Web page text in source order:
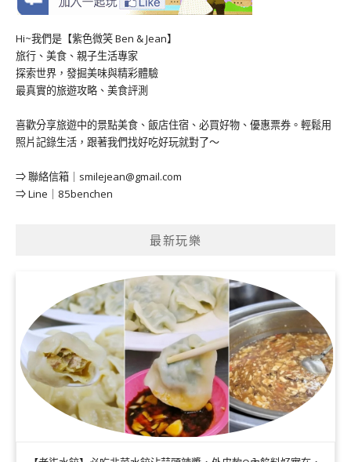
Hi~我們是【紫色微笑 Ben & Jean】
旅行、美食、親子生活專家
探索世界，發掘美味與精彩體驗
最真實的旅遊攻略、美食評測
喜歡分享旅遊中的景點美食、飯店住宿、必買好物、優惠票券。輕鬆用
照片記錄生活，跟著我們找好吃好玩就對了～
⇒ 聯絡信箱｜ smilejean@gmail.com
⇒ Line｜85benchen
最新玩樂